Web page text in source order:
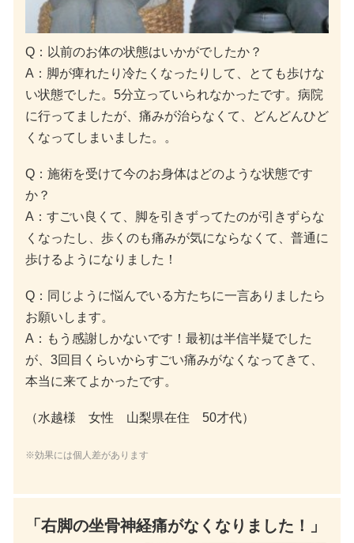
Q：以前のお体の状態はいかがでしたか？
A：脚が痺れたり冷たくなったりして、とても歩けな
い状態でした。5分立っていられなかったです。病院
に行ってましたが、痛みが治らなくて、どんどんひど
くなってしまいました。。
Q：施術を受けて今のお身体はどのような状態です
か？
A：すごい良くて、脚を引きずってたのが引きずらな
くなったし、歩くのも痛みが気にならなくて、普通に
歩けるようになりました！
Q：同じように悩んでいる方たちに一言ありましたら
お願いします。
A：もう感謝しかないです！最初は半信半疑でした
が、3回目くらいからすごい痛みがなくなってきて、
本当に来てよかったです。
（水越様 女性 山梨県在住 50才代）
※効果には個人差があります
「右脚の坐骨神経痛がなくなりました！」